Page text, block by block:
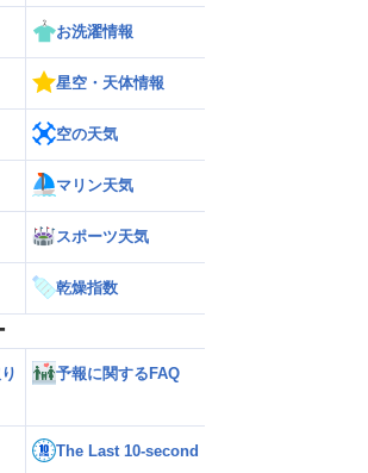
風15号 2026年】日本の東の海上に
日3時更新）
お洗濯情報
星空・天体情報
空の天気
マリン天気
スポーツ天気
乾燥指数
予報に関するFAQ
The Last 10-second